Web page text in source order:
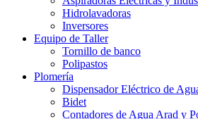
Hidrolavadoras
Inversores
Equipo de Taller
Tornillo de banco
Polipastos
Plomería
Dispensador Eléctrico de
Bidet
Contadores de Agua Arad y